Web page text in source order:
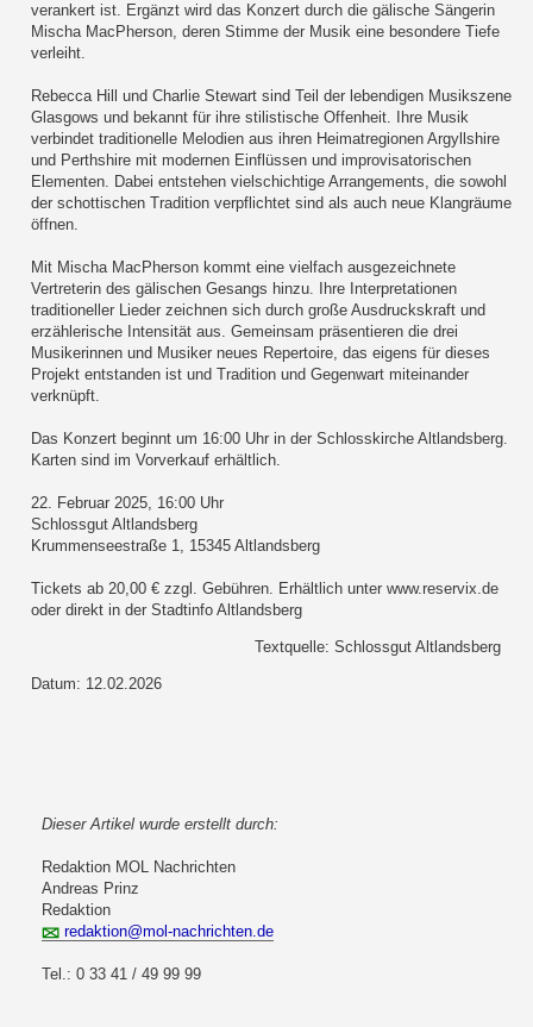
verankert ist. Ergänzt wird das Konzert durch die gälische Sängerin
Mischa MacPherson, deren Stimme der Musik eine besondere Tiefe
verleiht.
Rebecca Hill und Charlie Stewart sind Teil der lebendigen Musikszene
Glasgows und bekannt für ihre stilistische Offenheit. Ihre Musik
verbindet traditionelle Melodien aus ihren Heimatregionen Argyllshire
und Perthshire mit modernen Einflüssen und improvisatorischen
Elementen. Dabei entstehen vielschichtige Arrangements, die sowohl
der schottischen Tradition verpflichtet sind als auch neue Klangräume
öffnen.
Mit Mischa MacPherson kommt eine vielfach ausgezeichnete
Vertreterin des gälischen Gesangs hinzu. Ihre Interpretationen
traditioneller Lieder zeichnen sich durch große Ausdruckskraft und
erzählerische Intensität aus. Gemeinsam präsentieren die drei
Musikerinnen und Musiker neues Repertoire, das eigens für dieses
Projekt entstanden ist und Tradition und Gegenwart miteinander
verknüpft.
Das Konzert beginnt um 16:00 Uhr in der Schlosskirche Altlandsberg.
Karten sind im Vorverkauf erhältlich.
22. Februar 2025, 16:00 Uhr
Schlossgut Altlandsberg
Krummenseestraße 1, 15345 Altlandsberg
Tickets ab 20,00 € zzgl. Gebühren. Erhältlich unter www.reservix.de
oder direkt in der Stadtinfo Altlandsberg
Textquelle: Schlossgut Altlandsberg
Datum: 12.02.2026
Dieser Artikel wurde erstellt durch:
Redaktion MOL Nachrichten
Andreas Prinz
Redaktion
redaktion@mol-nachrichten.de
Tel.: 0 33 41 / 49 99 99